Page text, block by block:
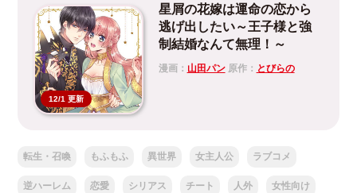
12/1 更新
星屑の花嫁は運命の恋から
逃げ出したい～王子様と強
制結婚なんて無理！～
漫画： 山田パン原作： とびらの
転生・召喚 もふもふ 異世界 女主人公 ラブコメ
逆ハーレム 恋愛 シリアス チート 人外 女性向け